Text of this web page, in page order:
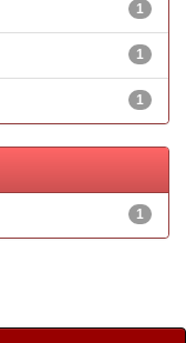
1
1
1
1